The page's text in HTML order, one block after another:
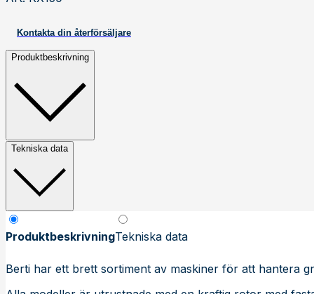
Kontakta din återförsäljare
Produktbeskrivning
Tekniska data
ProduktbeskrivningTekniska data
Berti har ett brett sortiment av maskiner för att hantera